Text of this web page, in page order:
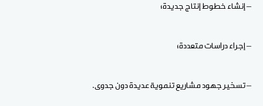
– إنشاء خطوط إنتاج جديدة؛
– إجراء دراسات متعددة؛
– تسخير جهود مشاريع تنموية عديدة دون جدوى.